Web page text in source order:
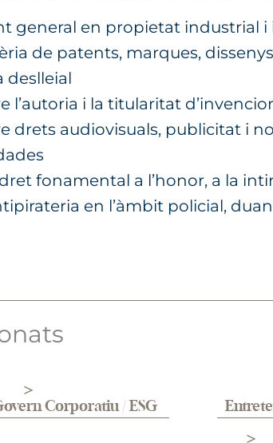
general en propietat industrial i
de patents, marques,
deslleial
l’autoria i la titularitat
drets audiovisuals, publicitat i
fonamental a l’honor, a la
en l’àmbit policial,
Corporatiu / ESG